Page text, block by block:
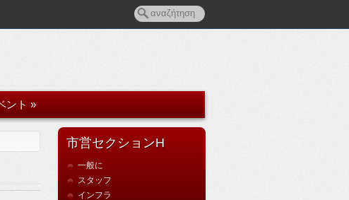
ント »
市営セクションH
一般に
スタッフ
インフラ